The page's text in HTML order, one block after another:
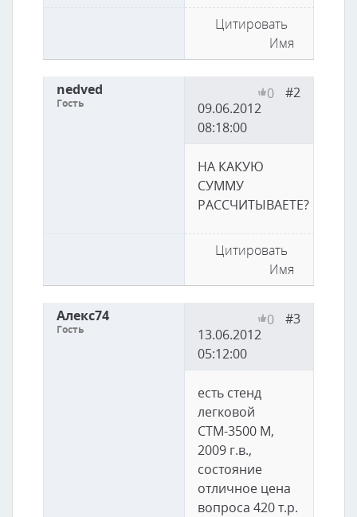
Цитировать
Имя
nedved
Гость
#2
0
09.06.2012
08:18:00
НА КАКУЮ
СУММУ
РАССЧИТЫВАЕТЕ?
Цитировать
Имя
Алекс74
Гость
#3
0
13.06.2012
05:12:00
есть стенд
легковой
СТМ-3500 М,
2009 г.в.,
состояние
отличное цена
вопроса 420 т.р.